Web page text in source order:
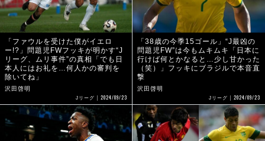
「ファウルを受けた僕がイエロ
ー!?」問題児FWフッキが明かす“J
リーグ、ムリ事件”の真相「でも日
本人にはお礼を…何人かの審判を
除いてね」
沢田啓明
Jリーグ 2024/09/23
「38歳の今季15ゴール」“J最凶の
問題児FW”は今もムキムキ「日本に
行けば何とかなると…少し甘かった
（笑）」フッキにブラジルで本音直
撃
沢田啓明
Jリーグ 2024/09/23